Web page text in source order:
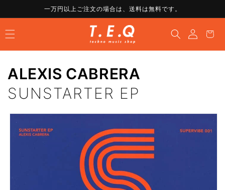
進む
一万円以上ご注文の場合は、送料は無料です。
グ
イ
ン
ー
ALEXIS CABRERA
SUNSTARTER EP
商品情
キップ